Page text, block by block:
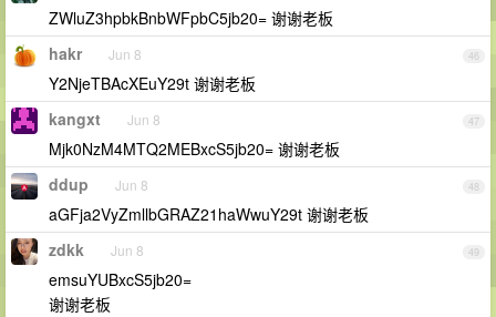
ZWluZ3hpbkBnbWFpbC5jb20= 谢谢老板
46
hakr Jun 8
Y2NjeTBAcXEuY29t 谢谢老板
47
kangxt Jun 8
Mjk0NzM4MTQ2MEBxcS5jb20= 谢谢老板
48
ddup Jun 8
aGFja2VyZmllbGRAZ21haWwuY29t 谢谢老板
49
zdkk Jun 8
emsuYUBxcS5jb20=
谢谢老板